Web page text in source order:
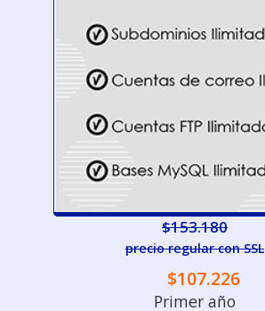
$153.180
precio regular con SSL
$107.226
Primer año